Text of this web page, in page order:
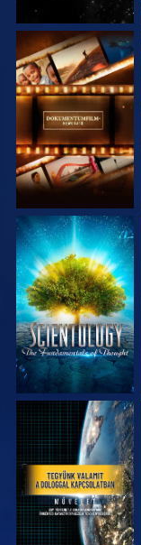
A SOROZAT
RÉSZEI
A SOROZAT
RÉSZEI
MŰSORNÉZÉS